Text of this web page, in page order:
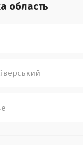
область